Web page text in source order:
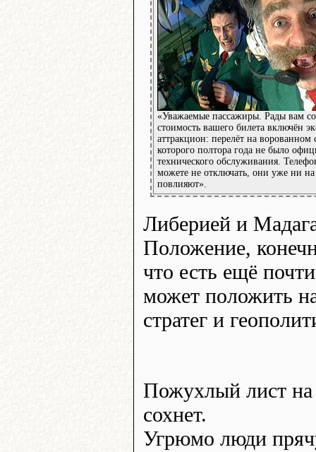
«Уважаемые пассажиры. Рады вам
стоимость вашего билета включён
аттракцион: перелёт на ворованном
которого полтора года не было
технического обслуживания.
можете не отключать, они уже ни на
повлияют».
Либерией и
Положение,
что есть ещё
может положить
стратег и
Пожухлый лист на
сохнет.
Угрюмо люди